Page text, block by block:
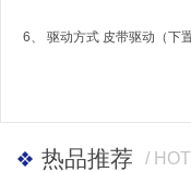
6、 驱动方式 皮带驱动（下置
热品推荐 /